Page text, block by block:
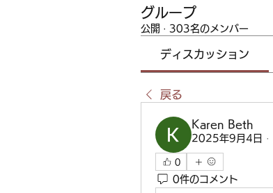
グループ
公開 · 303名のメンバー
ディスカッション
戻る
Karen Beth
2025年9月4日 ·
0
0件のコメント